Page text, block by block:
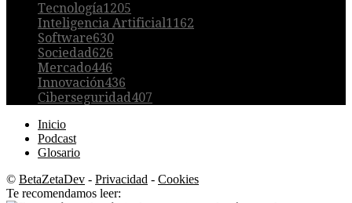
Tecnología1205
Inteligencia Artificial1162
Software630
Sociedad626
Mercado446
Innovación436
Ciberseguridad407
Inicio
Podcast
Glosario
© BetaZetaDev - Privacidad - Cookies
Te recomendamos leer: